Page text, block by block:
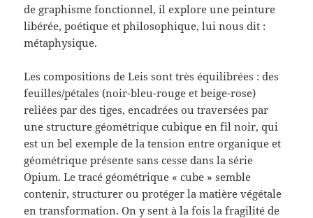
de graphisme fonctionnel, il explore une peinture
libérée, poétique et philosophique, lui nous dit :
métaphysique.
Les compositions de Leis sont très équilibrées : des
feuilles/pétales (noir-bleu-rouge et beige-rose)
reliées par des tiges, encadrées ou traversées par
une structure géométrique cubique en fil noir, qui
est un bel exemple de la tension entre organique et
géométrique présente sans cesse dans la série
Opium. Le tracé géométrique « cube » semble
contenir, structurer ou protéger la matière végétale
en transformation. On y sent à la fois la fragilité de